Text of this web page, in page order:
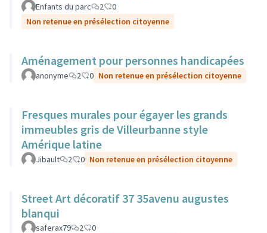
Enfants du parc 2
0
Non retenue en présélection citoyenne
Aménagement pour personnes handicapées
anonyme 2 0 Non retenue en présélection citoyenne
Fresques murales pour égayer les grands
immeubles gris de Villeurbanne style
Amérique latine
Jibault 2 0 Non retenue en présélection citoyenne
Street Art décoratif 37 35avenu augustes
blanqui
saferax79 2
0